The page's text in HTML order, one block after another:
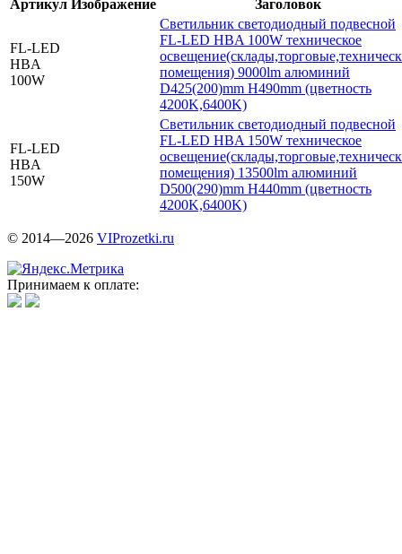
Артикул Изображение Заголовок
FL-LED
HBA
100W
Светильник светодиодный подвесной
FL-LED HBA 100W техническое
помещения) 9000lm алюминий
D425(200)mm H490mm (цветность
4200K,6400K)
FL-LED
HBA
150W
Светильник светодиодный подвесной
FL-LED HBA 150W техническое
помещения) 13500lm алюминий
D500(290)mm H440mm (цветность
4200K,6400K)
© 2014—2026 VIProzetki.ru
Принимаем к оплате: